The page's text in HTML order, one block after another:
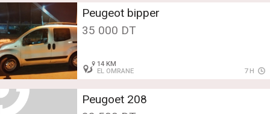
Peugeot bipper
35 000 DT
14 KM
EL OMRANE
7 H
Peugoet 208